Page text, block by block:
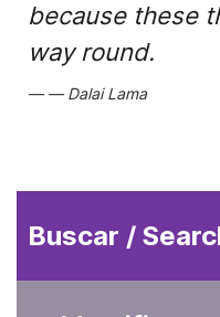
because these
way round.
Dalai Lama
Buscar /